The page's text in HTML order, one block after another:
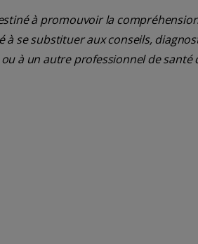
à promouvoir la
à se substituer aux conseils,
à un autre professionnel de